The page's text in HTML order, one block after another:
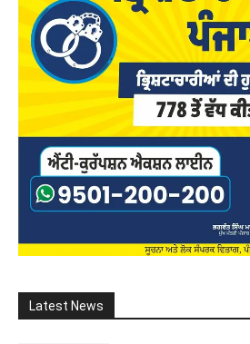
Latest News